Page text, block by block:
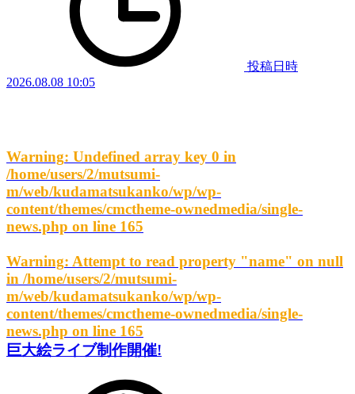
投稿日時
2026.08.08 10:05
Warning: Undefined array key 0 in
/home/users/2/mutsumi-
m/web/kudamatsukanko/wp/wp-
content/themes/cmctheme-ownedmedia/single-
news.php on line 165
Warning: Attempt to read property "name" on null
in /home/users/2/mutsumi-
m/web/kudamatsukanko/wp/wp-
content/themes/cmctheme-ownedmedia/single-
news.php on line 165
巨大絵ライブ制作開催!